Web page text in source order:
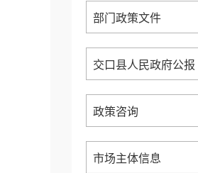
部门政策文件
交口县人民政府公报
政策咨询
市场主体信息